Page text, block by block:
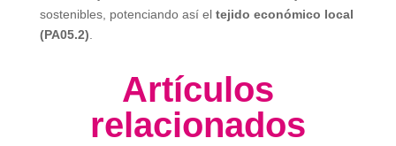
sostenibles, potenciando así el tejido económico local
(PA05.2).
Artículos
relacionados